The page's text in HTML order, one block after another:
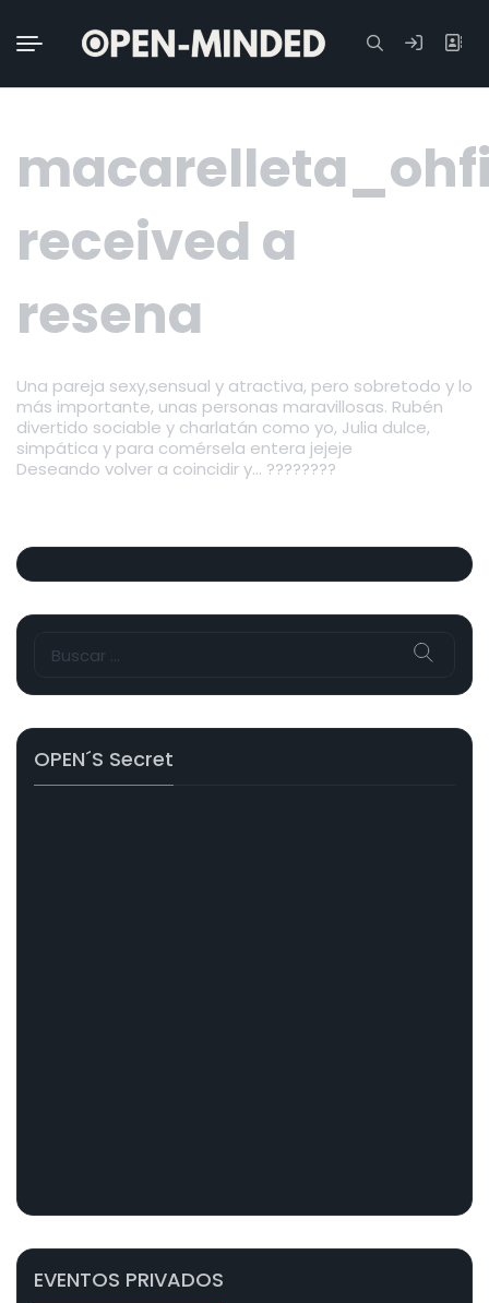
Buscar:
received a
resena
Una pareja sexy,sensual y atractiva, pero sobretodo y lo
más importante, unas personas maravillosas. Rubén
divertido sociable y charlatán como yo, Julia dulce,
simpática y para comérsela entera jejeje
Deseando volver a coincidir y… ????????
OPEN´s Secret
EVENTOS PRIVADOS